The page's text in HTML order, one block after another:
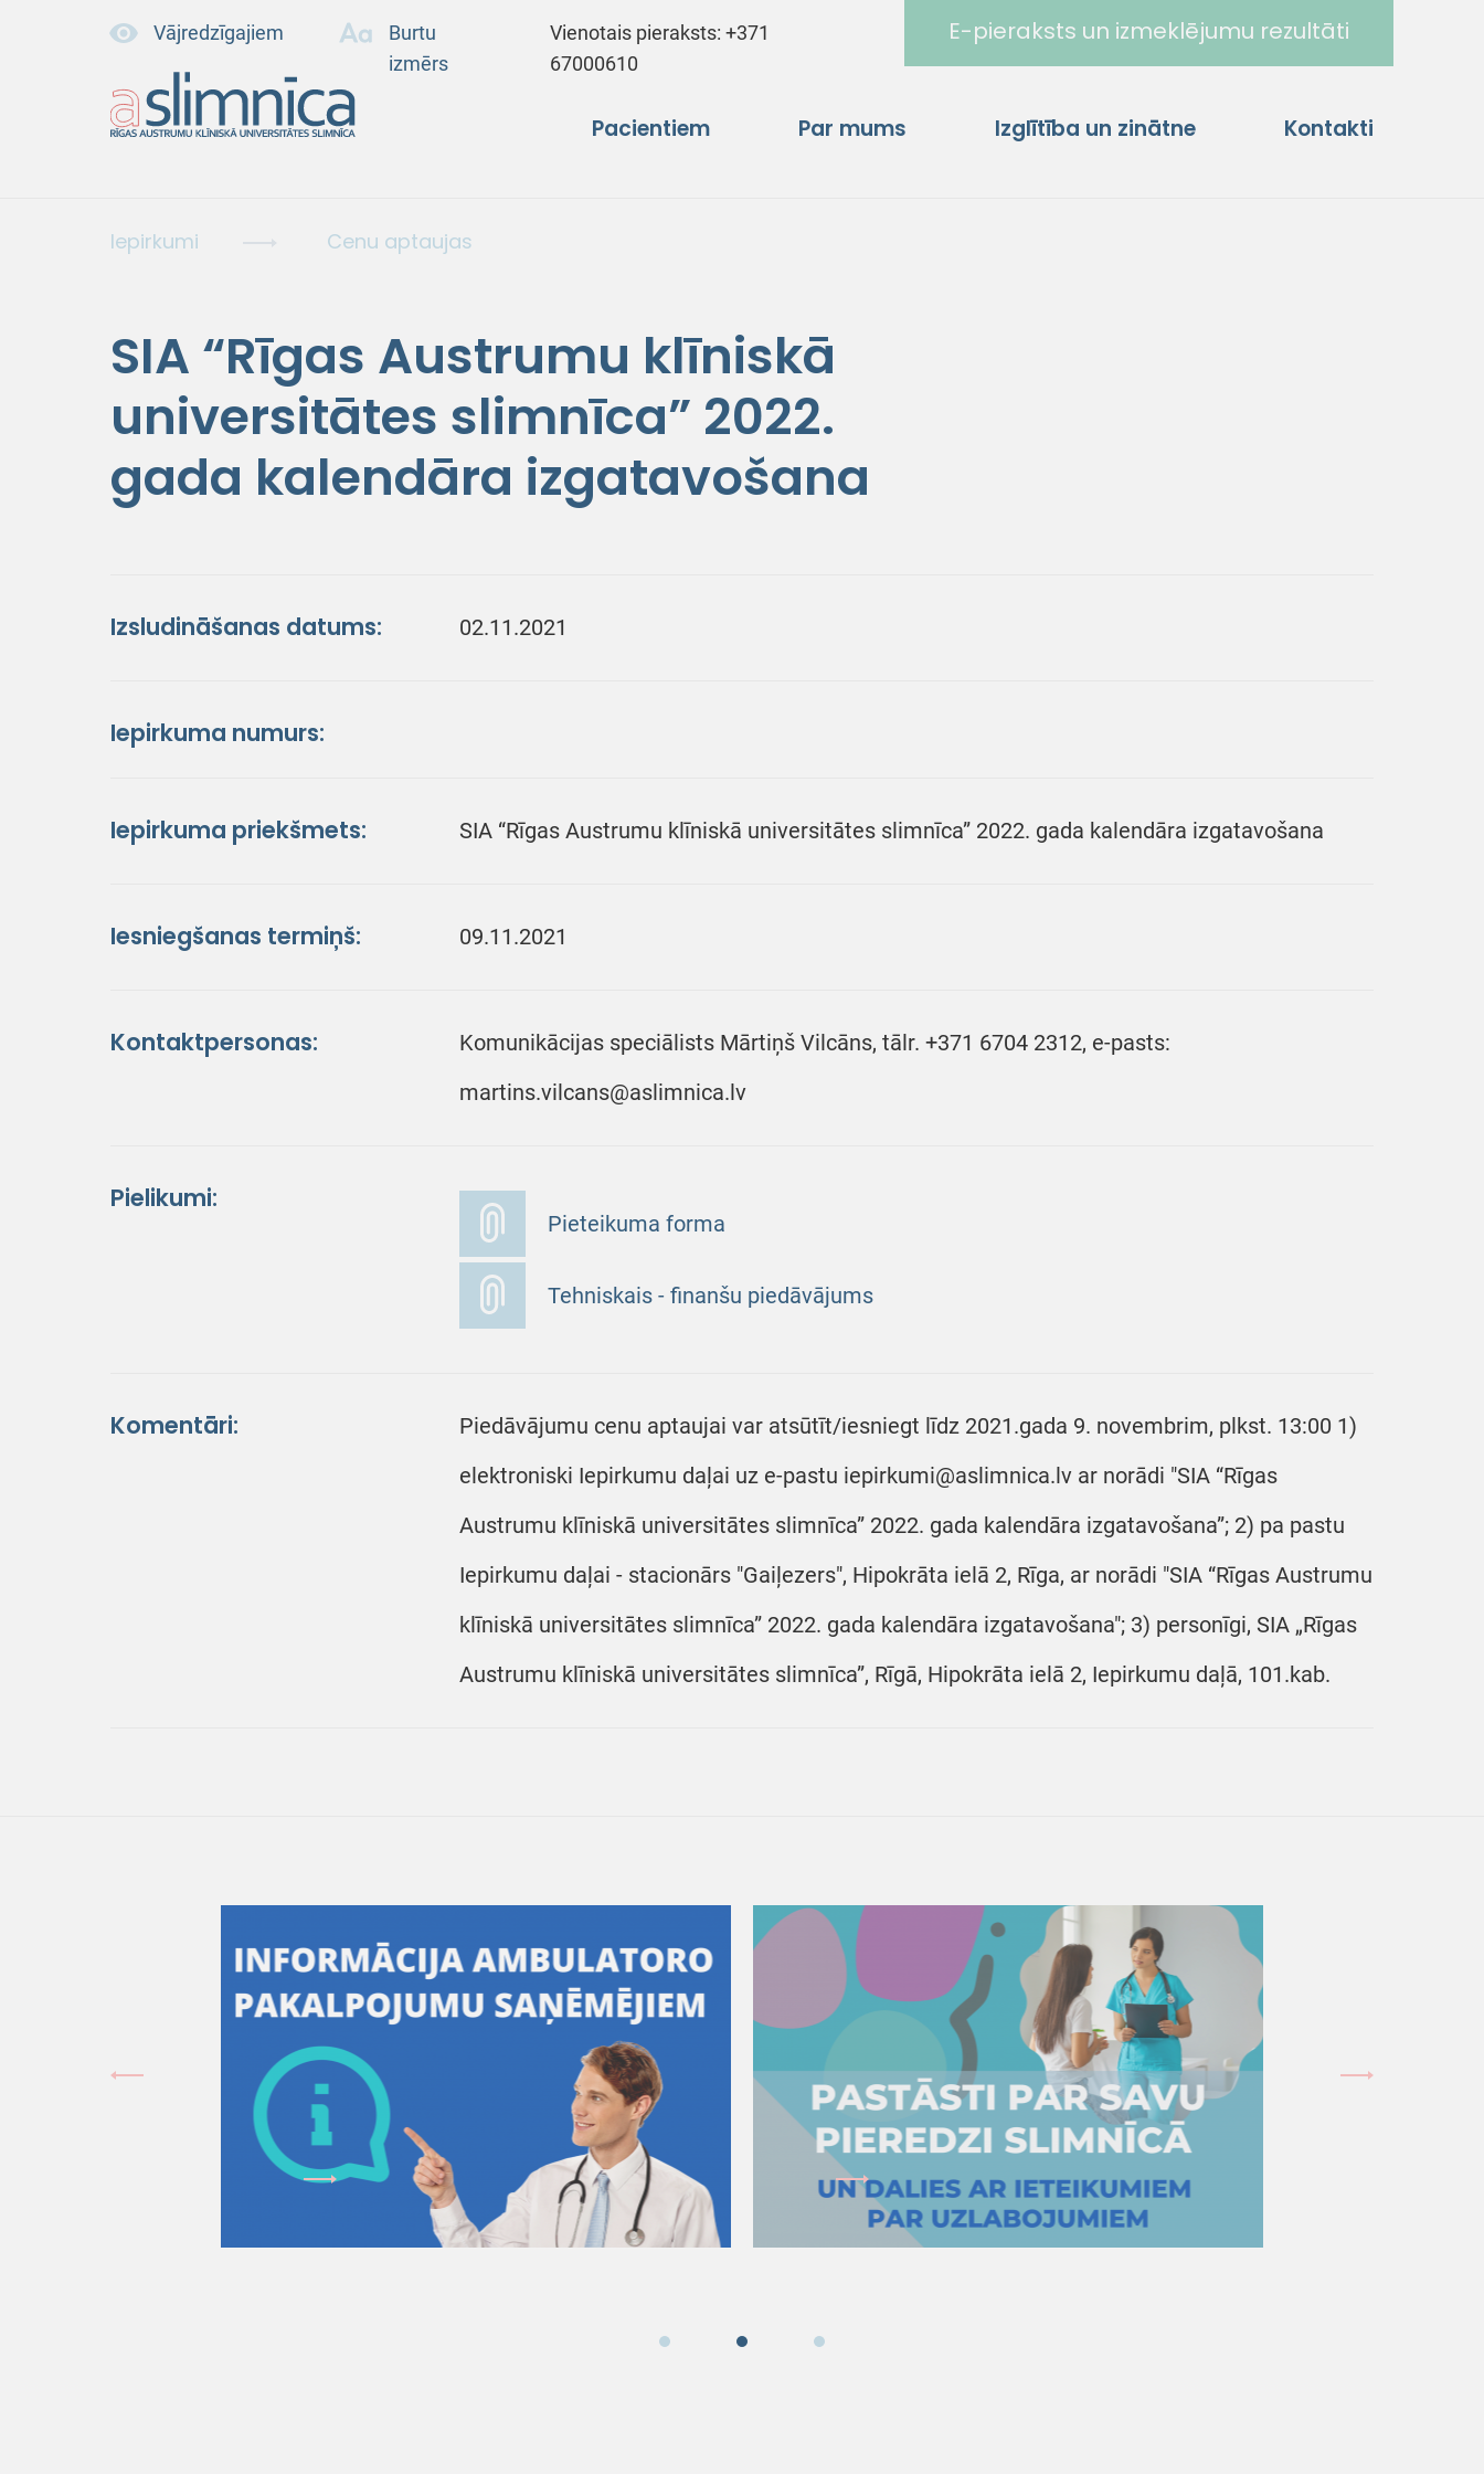
Vājredzīgajiem
Burtu
izmērs
Vienotais pieraksts:+371
67000610
E-pieraksts un izmeklējumu rezultāti
Pacientiem Par mums Izglītība un zinātne Kontakti
Iepirkumi Cenu aptaujas
SIA “Rīgas Austrumu klīniskā
universitātes slimnīca” 2022.
gada kalendāra izgatavošana
Izsludināšanas datums: 02.11.2021
Iepirkuma numurs:
Iepirkuma priekšmets: SIA “Rīgas Austrumu klīniskā universitātes slimnīca” 2022. gada kalendāra izgatavošana
Iesniegšanas termiņš: 09.11.2021
Kontaktpersonas:
Komunikācijas speciālists Mārtiņš Vilcāns, tālr. +371 6704 2312, e-pasts:
martins.vilcans@aslimnica.lv
Pielikumi:
Pieteikuma forma
Tehniskais - finanšu piedāvājums
Komentāri:
Piedāvājumu cenu aptaujai var atsūtīt/iesniegt līdz 2021.gada 9. novembrim, plkst. 13:00 1)
elektroniski Iepirkumu daļai uz e-pastu iepirkumi@aslimnica.lv ar norādi "SIA “Rīgas
Austrumu klīniskā universitātes slimnīca” 2022. gada kalendāra izgatavošana”; 2) pa pastu
Iepirkumu daļai - stacionārs "Gaiļezers", Hipokrāta ielā 2, Rīga, ar norādi "SIA “Rīgas Austrumu
klīniskā universitātes slimnīca” 2022. gada kalendāra izgatavošana"; 3) personīgi, SIA „Rīgas
Austrumu klīniskā universitātes slimnīca”, Rīgā, Hipokrāta ielā 2, Iepirkumu daļā, 101.kab.